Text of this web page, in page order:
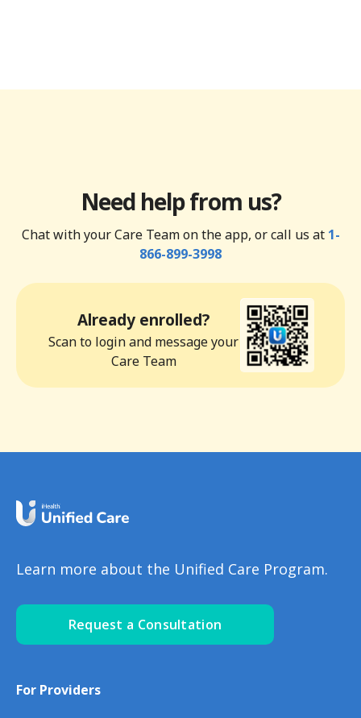
Need help from us?
Chat with your Care Team on the app, or call us at 1-
866-899-3998
Already enrolled?
Scan to login and message your
Care Team
Learn more about the Unified Care Program.
Request a Consultation
For Providers